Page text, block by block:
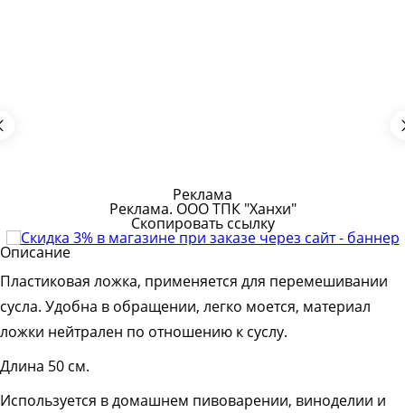
Описание
Пластиковая ложка, применяется для перемешивании
сусла. Удобна в обращении, легко моется, матеpиал
ложки нейтpален по отношению к суслу.
Длина 50 см.
Используется в домашнем пивоварении, виноделии и